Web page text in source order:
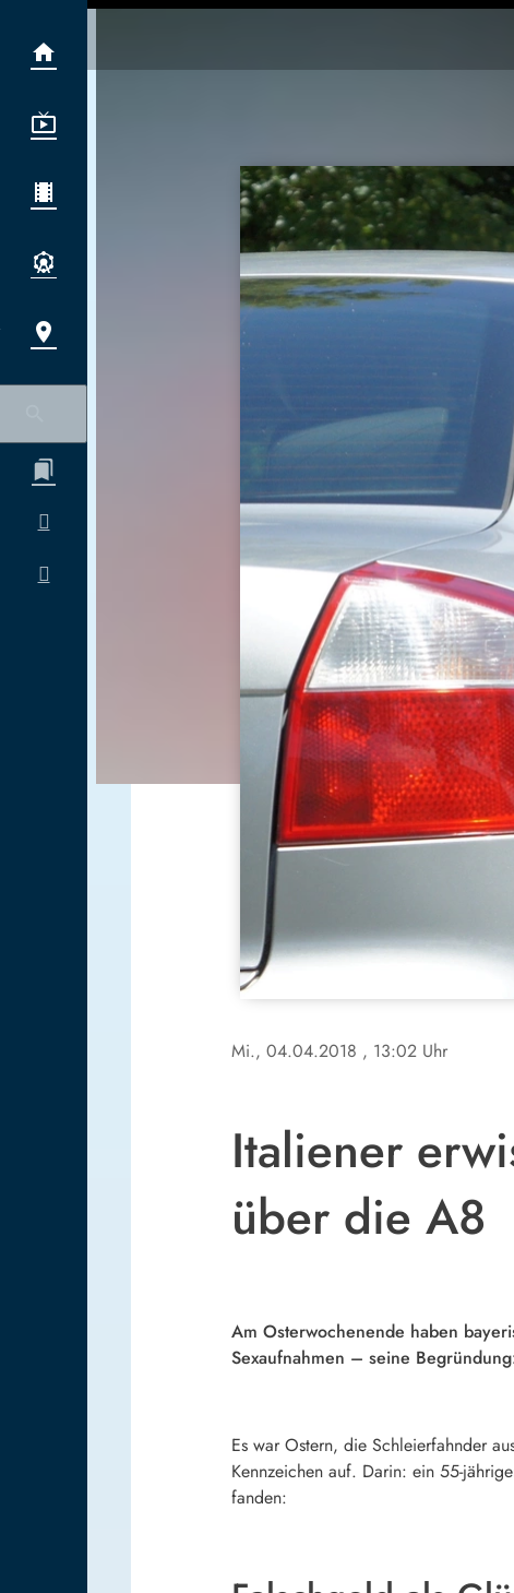
Mi., 04.04.2018 , 13:02 Uhr
Italiener
über die A8
Am Osterwochenende haben
Sexaufnahmen – seine
Es war Ostern, die Schleierfahnder
Kennzeichen auf. Darin: ein 55-
fanden: